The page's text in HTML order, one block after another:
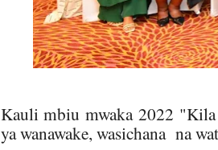
Kauli mbiu mwaka 2022
ya wanawake, wasichana na